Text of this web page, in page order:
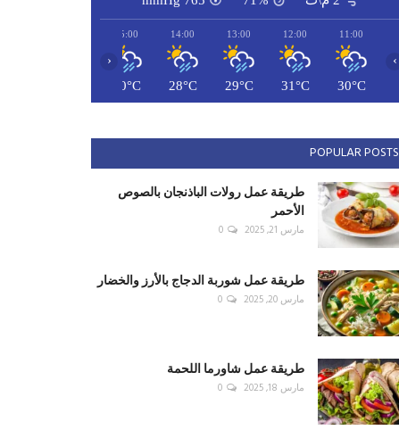
11:00
30°C
12:00
31°C
13:00
29°C
14:00
28°C
15:00
30°C
‹ ›
POPULAR POSTS
طريقة عمل رولات الباذنجان بالصوص
الأحمر
مارس 21, 2025 0
طريقة عمل شوربة الدجاج بالأرز والخضار
مارس 20, 2025 0
طريقة عمل شاورما اللحمة
مارس 18, 2025 0